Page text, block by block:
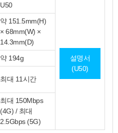
U50
설명서
(U50)
약 151.5mm(H)
× 68mm(W) ×
14.3mm(D)
약 194g
최대 11시간
최대 150Mbps
(4G) / 최대
2.5Gbps (5G)